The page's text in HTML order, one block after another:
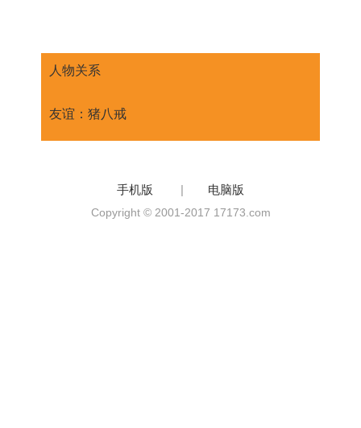
人物关系
友谊：猪八戒
手机版 | 电脑版
Copyright © 2001-2017 17173.com